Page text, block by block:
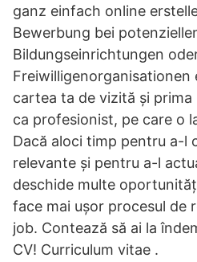
ganz einfach online
Bewerbung bei
Bildungseinrichtungen
Freiwilligenorganisationen
cartea ta de vizită și prima
ca profesionist, pe care o
Dacă aloci timp pentru a-l
relevante și pentru a-l
deschide multe
face mai ușor procesul de
job. Contează să ai la
CV! Curriculum vitae .